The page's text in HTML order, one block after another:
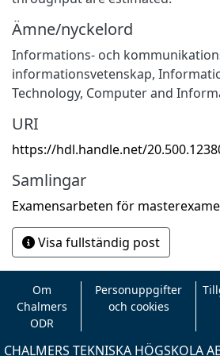
Ämne/nyckelord
Informations- och
informationsvetenskap,
Technology, Computer and
URI
https://hdl.handle.net/
Samlingar
Examensarbeten för
Visa fullständig post
Om
Chalmers
ODR
Personuppgifter
och cookies
CHALMERS TEKNISKA HÖGSKOLA